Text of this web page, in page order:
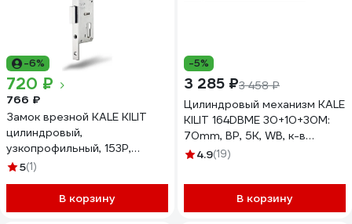
-6%
720 ₽
766 ₽
Замок врезной KALE KILIT
цилиндровый,
узкопрофильный, 153Р,
85BS20, 16CP, w/o SP, w/o
5(1)
В корзину
-5%
3 285 ₽3 458 ₽
Цилиндровый механизм KALE
KILIT 164DBME 30+10+30M:
70mm, BP, 5K, WB, к-в
164DBME0033
4.9(19)
В корзину